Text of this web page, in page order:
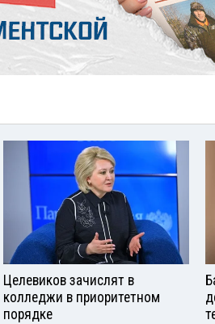
Целевиков зачислят в
колледжи в приоритетном
порядке